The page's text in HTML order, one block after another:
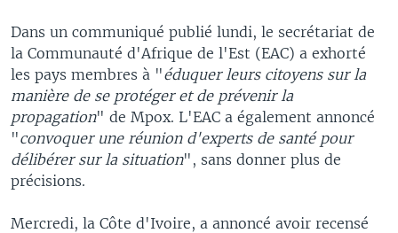
Dans un communiqué publié lundi, le secrétariat de
la Communauté d'Afrique de l'Est (EAC) a exhorté
les pays membres à "éduquer leurs citoyens sur la
manière de se protéger et de prévenir la
propagation" de Mpox. L'EAC a également annoncé
"convoquer une réunion d'experts de santé pour
délibérer sur la situation", sans donner plus de
précisions.
Mercredi, la Côte d'Ivoire, a annoncé avoir recensé